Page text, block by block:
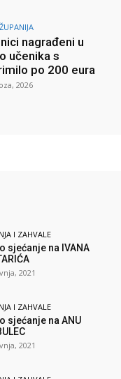
nagrađeni u
učenika s
po 200 eura
2026
I ZAHVALE
sjećanje na IVANA
2021
I ZAHVALE
sjećanje na ANU
2021